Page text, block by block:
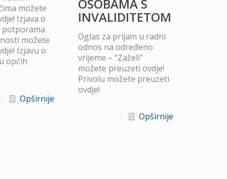
možete
Izjava o
možete
Izjavu o
općih
Opširnije
OSOBAMA S
INVALIDITETOM
Oglas za prijam u radni
odnos na određeno
vrijeme – “Zaželi”
možete preuzeti ovdje!
Privolu možete preuzeti
ovdje!
Opširnije